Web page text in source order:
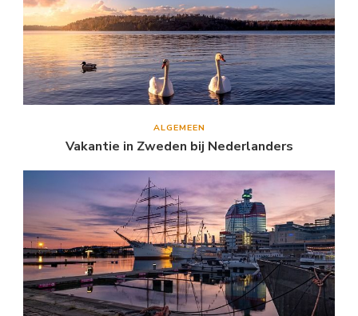
ALGEMEEN
Vakantie in Zweden bij Nederlanders